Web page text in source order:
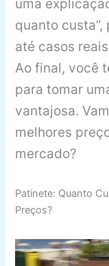
uma
quanto
até casos
Ao final, você
para tomar
vantajosa.
melhores
mercado?
Patinete: Quanto
Preços?